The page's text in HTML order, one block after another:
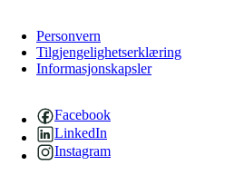
Personvern
Tilgjengelighetserklæring
Informasjonskapsler
Facebook
LinkedIn
Instagram